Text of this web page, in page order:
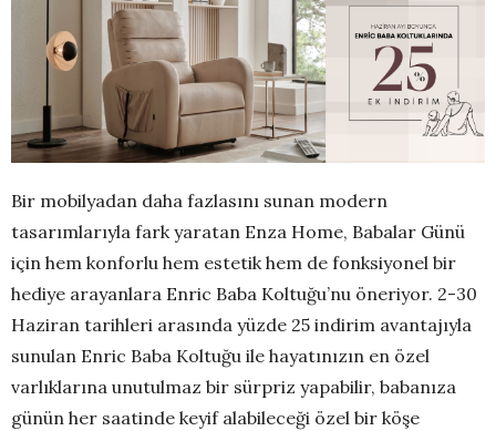
Bir mobilyadan daha fazlasını sunan modern
tasarımlarıyla fark yaratan Enza Home, Babalar Günü
için hem konforlu hem estetik hem de fonksiyonel bir
hediye arayanlara Enric Baba Koltuğu’nu öneriyor. 2-30
Haziran tarihleri arasında yüzde 25 indirim avantajıyla
sunulan Enric Baba Koltuğu ile hayatınızın en özel
varlıklarına unutulmaz bir sürpriz yapabilir, babanıza
günün her saatinde keyif alabileceği özel bir köşe